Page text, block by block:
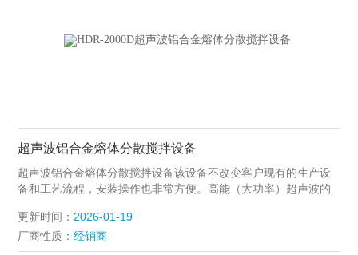
超声波铝合金熔体分散搅拌设备
超声波铝合金熔体分散搅拌设备该设备不改变客户现有的生产设
备和工艺流程，安装操作也非常方便。高能（大功率）超声波的
理，超声波晶粒细化，超声波金属凝固，超声波熔体消泡，超声
波结晶，超声波声空化，超声波铸造、超声波凝固组织，超声波
更新时间： 2026-01-19
厂商性质：经销商